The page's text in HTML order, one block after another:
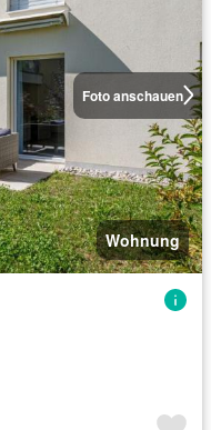
Foto anschauen
Wohnung